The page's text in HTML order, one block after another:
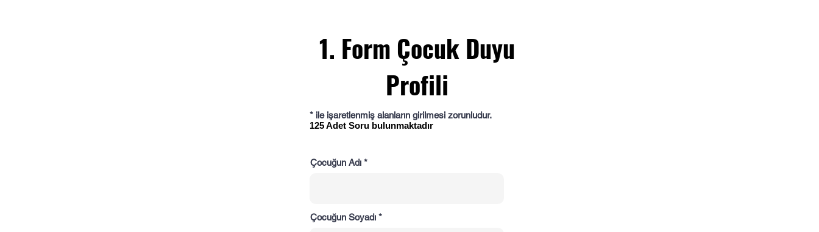
1. Form Çocuk Duyu
Profili
* ile işaretlenmiş alanların girilmesi zorunludur.
125 Adet Soru bulunmaktadır
Çocuğun Adı
Çocuğun Soyadı